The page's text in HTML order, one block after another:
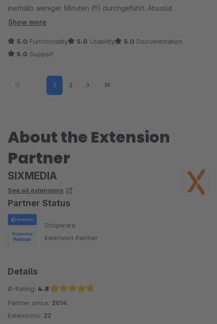
inerhalb weniger Minuten (!!!) durchgeführt. Absolut
Empfehlenswert. Danke für den Service!
Show more
5.0 Functionality 5.0 Usability 5.0 Documentation
5.0 Support
Page
1 Page
2
About the Extension
Partner
SIXMEDIA
See all extensions
Partner Status
Shopware
Extension Partner
Details
Ø-Rating: 4.8
Average rating of 4.8 out of 5 stars
Partner since: 2014
Extensions: 22